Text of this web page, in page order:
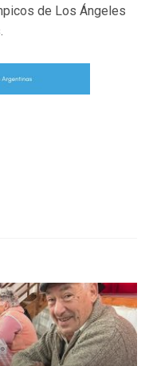
de Los Ángeles